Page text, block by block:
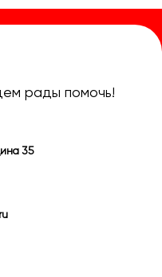
рады помочь!
35